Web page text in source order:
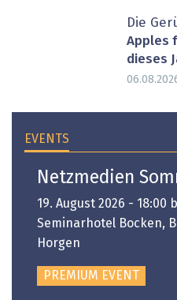
Die
Apples
dieses
EVENTS
Netzmedien
19. August 2026 - 18:00
Seminarhotel Bocken,
Horgen
PREMIUM EVENT